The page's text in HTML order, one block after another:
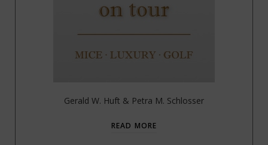
Gerald W. Huft & Petra M. Schlosser
READ MORE